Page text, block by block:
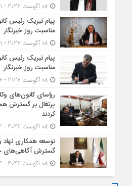
پیام تبریک رئیس
مناسبت روز خبرنگار
پیام تبریک رئیس
مناسبت روز خبرنگار
رؤسای کانون‌های
پرتغال بر گسترش
کردند
توسعه همکاری نهاد
گسترش آگاهی‌های